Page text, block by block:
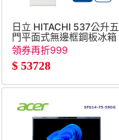
日立 HITACHI 537公升五
門平面式無邊框鋼板冰箱
領券再折999
$ 53728